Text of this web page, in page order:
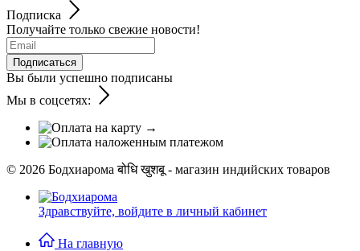
Подписка
Получайте только свежие новости!
Подписаться
Вы были успешно подписаны
Мы в соцсетях:
© 2026 Бодхиарома बोधि खुशबू - магазин индийских товаров
Здравствуйте, войдите в личный кабинет
На главную